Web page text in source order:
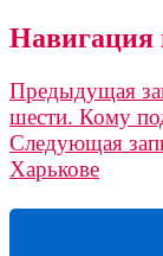
Навигация
Предыдущая
шести. Кому
Следующая
Харькове